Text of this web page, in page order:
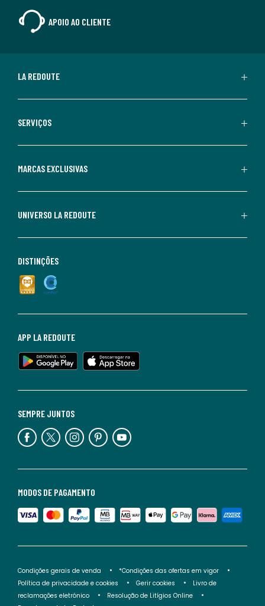
APOIO AO CLIENTE
LA REDOUTE
SERVIÇOS
MARCAS EXCLUSIVAS
UNIVERSO LA REDOUTE
MODOS DE PAGAMENTO
SEMPRE JUNTOS
APP LA REDOUTE
DISTINÇÕES
Condições gerais de venda
*Condições das ofertas em vigor
Política de privacidade e cookies
Gerir cookies
Livro de
reclamações eletrónico
Resolução de Litígios Online